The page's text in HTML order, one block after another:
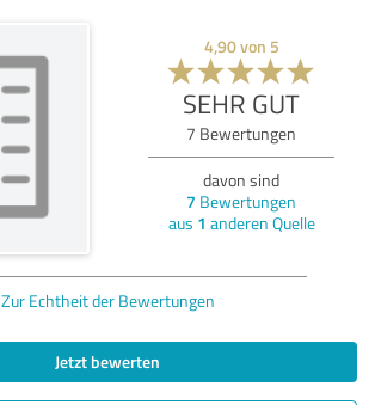
4,90von 5
SEHR GUT
7 Bewertungen
davon sind
7 Bewertungen
aus 1 anderen Quelle
Zur Echtheit der Bewertungen
Jetzt bewerten